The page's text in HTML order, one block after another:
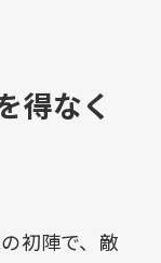
得なく
初陣で、敵